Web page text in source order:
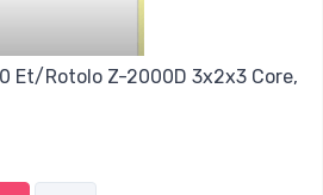
Et/Rotolo Z-2000D 3x2x3 Core,